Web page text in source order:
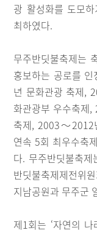
광 활성화를 도모
최하였다.
무주반딧불축제는
홍보하는 공로를
년 문화관광 축제,
화관광부 우수축제
축제, 2003～2012
연속 5회 최우수축
다. 무주반딧불축
반딧불축제제전위
지남공원과 무주군
제1회는 ‘자연의